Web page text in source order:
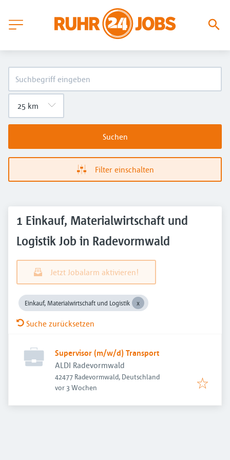
Suchen
Filter einschalten
1 Einkauf, Materialwirtschaft und
Logistik Job in Radevormwald
Jetzt Jobalarm aktivieren!
Einkauf, Materialwirtschaft und Logistik
Suche zurücksetzen
Supervisor (m/w/d) Transport
ALDI Radevormwald
42477 Radevormwald, Deutschland
Veröffentlicht
vor 3 Wochen